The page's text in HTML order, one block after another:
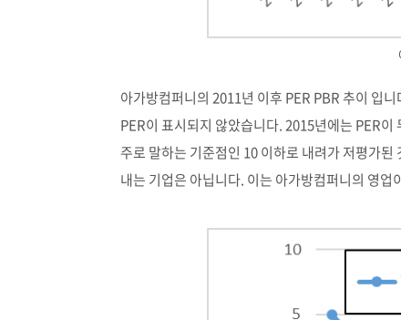
아가방컴퍼니의 2011년 이후 PER PBR 추이 입
PER이 표시되지 않았습니다. 2015년에는 PER
주로 말하는 기준점인 10 이하로 내려가 저평가
내는 기업은 아닙니다. 이는 아가방컴퍼니의 영업